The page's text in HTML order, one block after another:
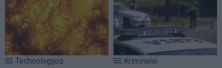
Technologijos Kriminalai